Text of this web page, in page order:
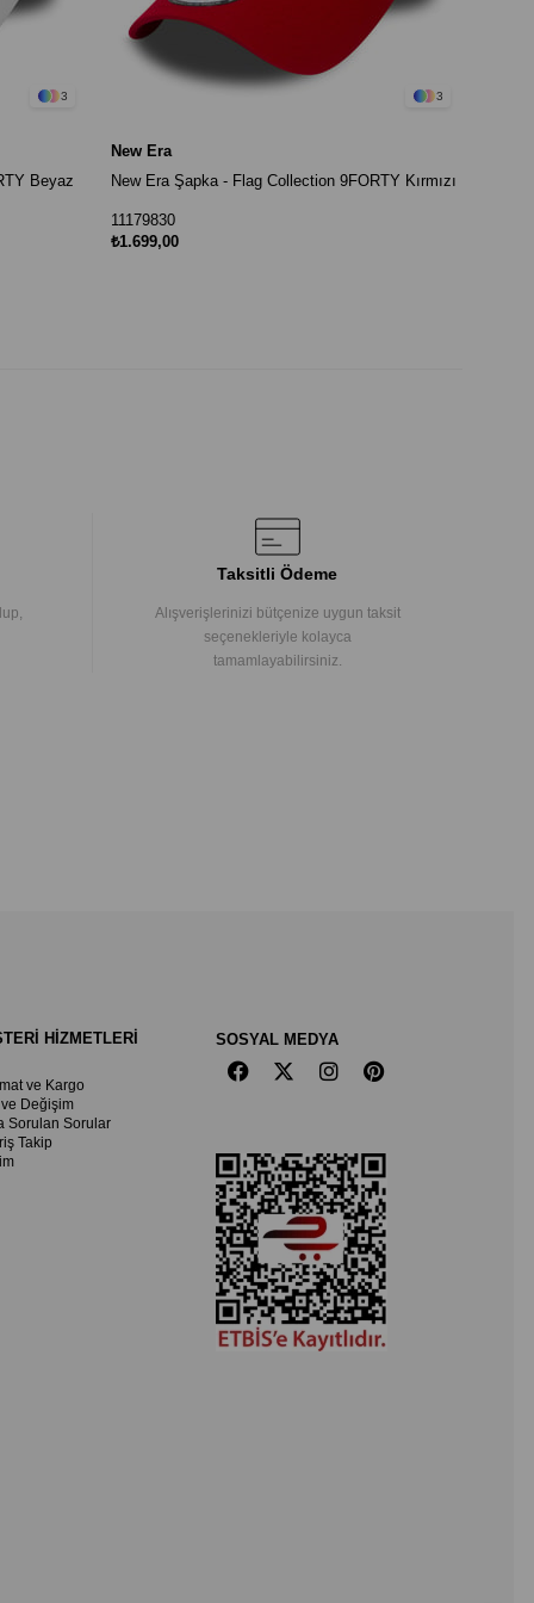
3
Beyaz
3
New Era
New Era Şapka - Flag Collection 9FORTY Kırmızı
11179830
₺1.699,00
Taksitli Ödeme
Alışverişlerinizi bütçenize uygun taksit
seçenekleriyle kolayca
tamamlayabilirsiniz.
HİZMETLERİ
ve Kargo
ve Değişim
Sorulan Sorular
Takip
SOSYAL MEDYA